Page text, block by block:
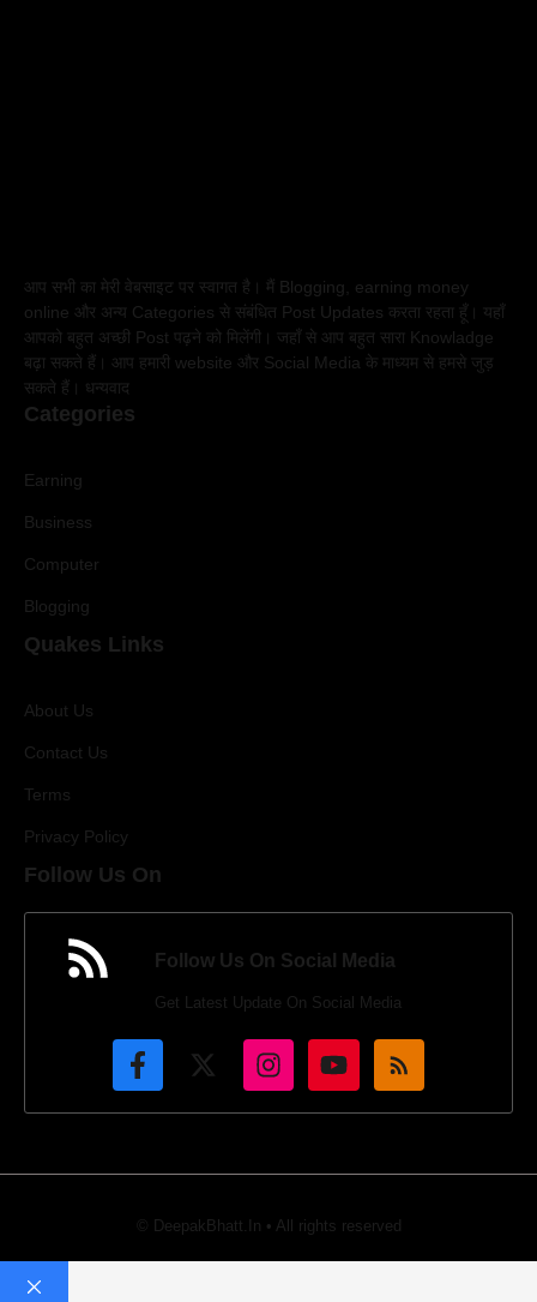
आप सभी का मेरी वेबसाइट पर स्वागत है। मैं Blogging, earning money
online और अन्य Categories से संबंधित Post Updates करता रहता हूँ। यहाँ
आपको बहुत अच्छी Post पढ़ने को मिलेंगी। जहाँ से आप बहुत सारा Knowladge
बढ़ा सकते हैं। आप हमारी website और Social Media के माध्यम से हमसे जुड़
सकते हैं। धन्यवाद
Categories
Earning
Business
Computer
Blogging
Quakes Links
About Us
Contact Us
Terms
Privacy Policy
Follow Us On
Follow Us On Social Media
Get Latest Update On Social Media
© DeepakBhatt.In • All rights reserved